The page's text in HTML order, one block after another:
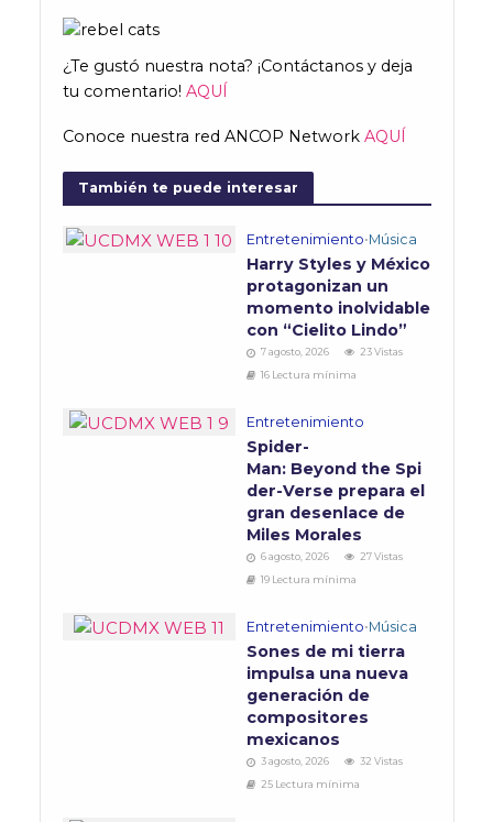
¿Te gustó nuestra nota? ¡Contáctanos y deja
tu comentario! AQUÍ
Conoce nuestra red ANCOP Network AQUÍ
También te puede interesar
Entretenimiento•Música
Harry Styles y México
protagonizan un
momento inolvidable
con “Cielito Lindo”
7 agosto, 2026
23 Vistas
16 Lectura mínima
Entretenimiento
Spider-
Man: Beyond the Spi
der-Verse prepara el
gran desenlace de
Miles Morales
6 agosto, 2026
27 Vistas
19 Lectura mínima
Entretenimiento•Música
Sones de mi tierra
impulsa una nueva
generación de
compositores
mexicanos
3 agosto, 2026
32 Vistas
25 Lectura mínima